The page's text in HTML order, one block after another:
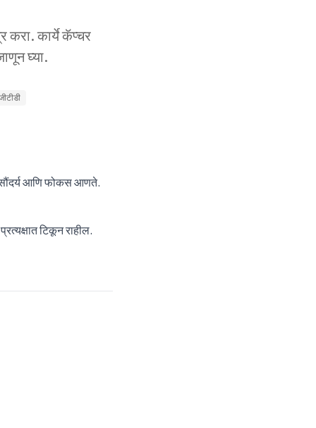
करा. कार्ये कॅप्चर
घ्या.
सौंदर्य आणि फोकस आणते.
टिकून राहील.